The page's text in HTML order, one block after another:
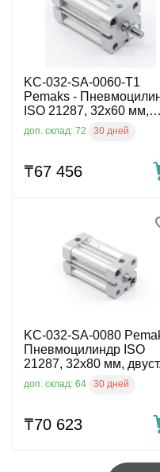
KC-032-SA-0060-T1
Pemaks -
ISO 21287, 32x60 мм,
двуст. действ., нар.
резьба
доп. склад: 72 30 дней
₸67 456
KC-032-SA-0080
Пневмоцилиндр ISO
21287, 32x80 мм, двуст.
действ., внутр. резьба
доп. склад: 64 30 дней
₸70 623